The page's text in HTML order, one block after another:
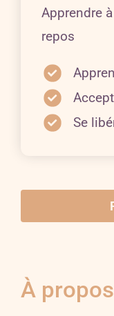
Apprendre
repos
Se
À propos